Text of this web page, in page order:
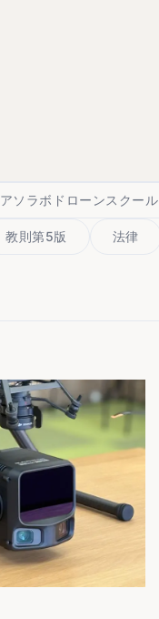
アソラボドローンスクール
教則第5版 法律